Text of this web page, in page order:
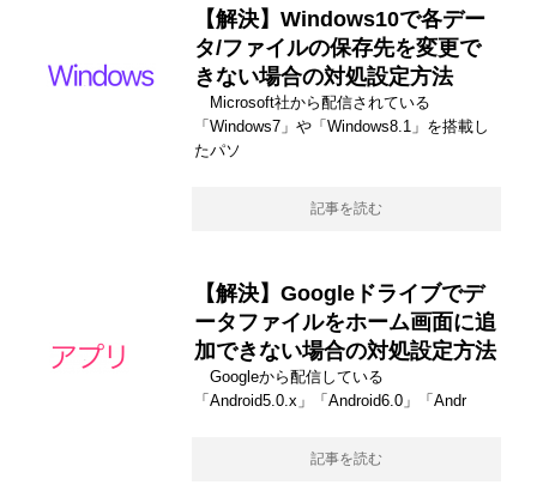
【解決】Windows10で各デー
タ/ファイルの保存先を変更で
きない場合の対処設定方法
Microsoft社から配信されている
「Windows7」や「Windows8.1」を搭載し
たパソ
記事を読む
【解決】Googleドライブでデ
ータファイルをホーム画面に追
加できない場合の対処設定方法
Googleから配信している
「Android5.0.x」「Android6.0」「Andr
記事を読む